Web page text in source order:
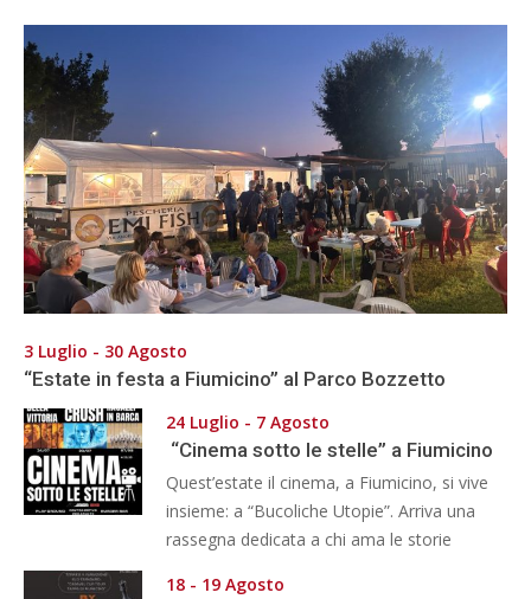
3 Luglio - 30 Agosto
“Estate in festa a Fiumicino” al Parco Bozzetto
24 Luglio - 7 Agosto
“Cinema sotto le stelle” a Fiumicino
Quest’estate il cinema, a Fiumicino, si vive
insieme: a “Bucoliche Utopie”. Arriva una
rassegna dedicata a chi ama le storie
18 - 19 Agosto